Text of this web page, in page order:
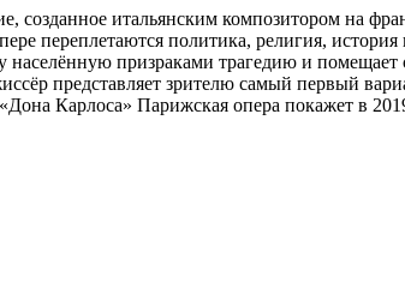
итальянским композитором на
переплетаются политика, религия, история
призраками трагедию и помещает
представляет зрителю самый первый
Карлоса» Парижская опера покажет в